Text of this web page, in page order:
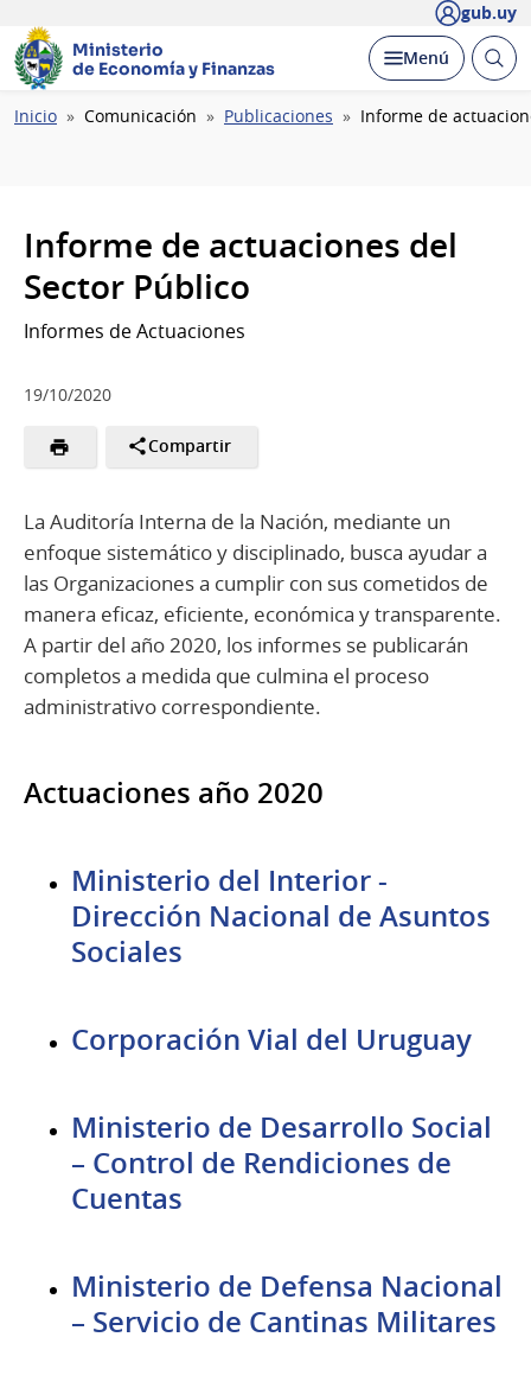
gub.uy
Ministerio
de Economía y Finanzas
Desplegar
Menú Abrir
Ruta
Inicio Comunicación Publicaciones Informe de
Informe de actuaciones del
Sector Público
Informes de Actuaciones
19/10/2020
Compartir
La Auditoría Interna de la Nación, mediante un
enfoque sistemático y disciplinado, busca ayudar a
las Organizaciones a cumplir con sus cometidos de
manera eficaz, eficiente, económica y transparente.
A partir del año 2020, los informes se publicarán
completos a medida que culmina el proceso
administrativo correspondiente.
Actuaciones año 2020
Ministerio del Interior -
Dirección Nacional de Asuntos
Sociales
Corporación Vial del Uruguay
Ministerio de Desarrollo Social
– Control de Rendiciones de
Cuentas
Ministerio de Defensa Nacional
– Servicio de Cantinas Militares